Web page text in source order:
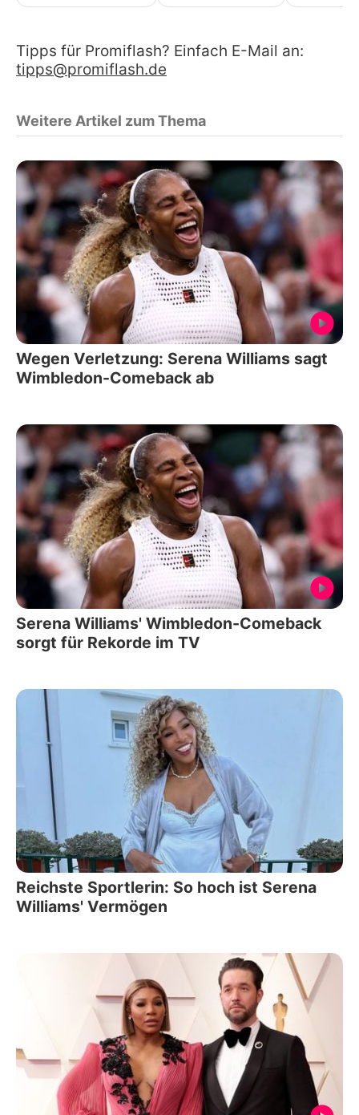
Tipps für Promiflash? Einfach E-Mail an:
tipps@promiflash.de
Weitere Artikel zum Thema
Wegen Verletzung: Serena Williams sagt
Wimbledon-Comeback ab
Serena Williams' Wimbledon-Comeback
sorgt für Rekorde im TV
Reichste Sportlerin: So hoch ist Serena
Williams' Vermögen